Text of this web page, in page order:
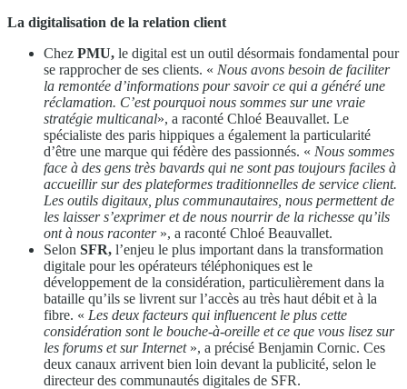
La digitalisation de la relation client
Chez PMU, le digital est un outil désormais fondamental pour
se rapprocher de ses clients. « Nous avons besoin de faciliter
la remontée d’informations pour savoir ce qui a généré une
réclamation. C’est pourquoi nous sommes sur une vraie
stratégie multicanal», a raconté Chloé Beauvallet. Le
spécialiste des paris hippiques a également la particularité
d’être une marque qui fédère des passionnés. « Nous sommes
face à des gens très bavards qui ne sont pas toujours faciles à
accueillir sur des plateformes traditionnelles de service client.
Les outils digitaux, plus communautaires, nous permettent de
les laisser s’exprimer et de nous nourrir de la richesse qu’ils
ont à nous raconter», a raconté Chloé Beauvallet.
Selon SFR, l’enjeu le plus important dans la transformation
digitale pour les opérateurs téléphoniques est le
développement de la considération, particulièrement dans la
bataille qu’ils se livrent sur l’accès au très haut débit et à la
fibre. « Les deux facteurs qui influencent le plus cette
considération sont le bouche-à-oreille et ce que vous lisez sur
les forums et sur Internet », a précisé Benjamin Cornic. Ces
deux canaux arrivent bien loin devant la publicité, selon le
directeur des communautés digitales de SFR.